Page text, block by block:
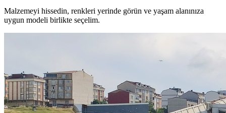
Malzemeyi hissedin, renkleri yerinde görün ve yaşam alanınıza
uygun modeli birlikte seçelim.